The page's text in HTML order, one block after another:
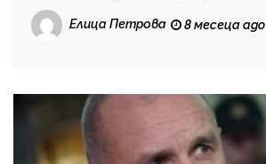
Елица Петрова 8 месеца ago